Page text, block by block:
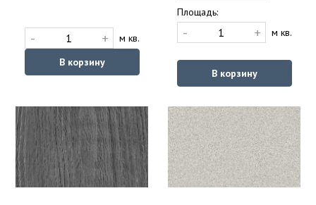
- +
м кв.
В корзину
Площадь:
- + м кв.
В корзину